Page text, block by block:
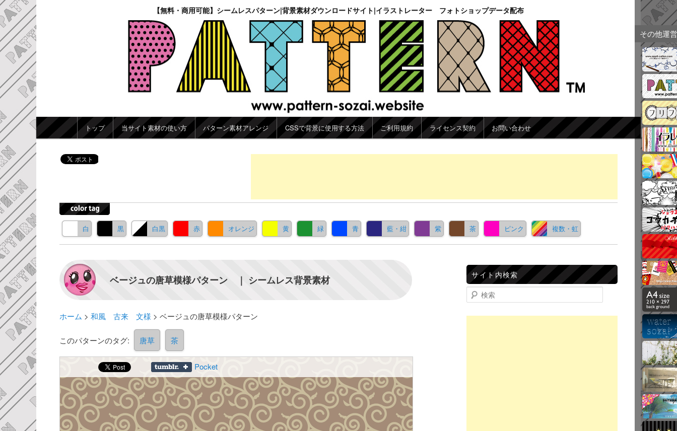
【無料・商用可能】シームレスパターン|背景素材ダウンロードサイト|イラストレーター フォトショップデータ配布
メインメニュー
メインコンテンツへ移動
サブコンテンツへ移動
トップ 当サイト素材の使い方 パターン素材アレンジ CSSで背景に使用する方法 ご利用規約 ライセンス契約 お問い合わせ
白 黒 白黒 赤 オレンジ 黄 緑 青 藍・紺 紫 茶 ピンク 複数・虹
ベージュの唐草模様パターン ｜ シームレス背景素材
ホーム > 和風 古来 文様 > ベージュの唐草模様パターン
このパターンのタグ: 唐草 茶
Pocket
サイト内検索
検索
その他運